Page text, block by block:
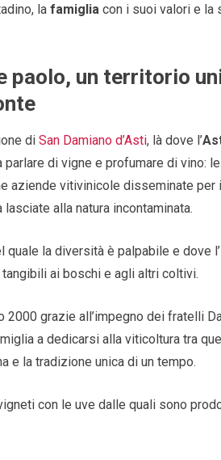
la famiglia con i suoi valori e la
paolo, un territorio
di San Damiano d’Asti, là dove l’
di vigne e profumare di vino:
aziende vitivinicole disseminate per
alla natura incontaminata.
quale la diversità è palpabile e dove
ai boschi e agli altri coltivi.
2000 grazie all’impegno dei fratelli
a dedicarsi alla viticoltura tra
e la tradizione unica di un tempo.
con le uve dalle quali sono